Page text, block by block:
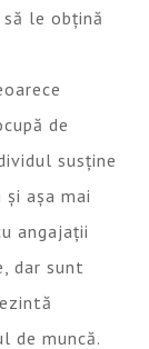
le obțină
de
susține
așa mai
angajații
dar sunt
de muncă.